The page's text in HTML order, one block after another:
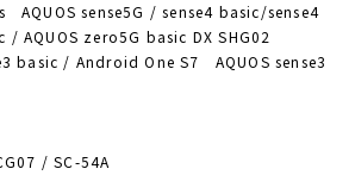
AQUOS sense5G / sense4 basic/sense4
AQUOS zero5G basic DX SHG02
basic / Android One S7 AQUOS sense3
/ SC-54A